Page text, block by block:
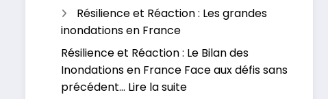
Avenir
plus
Sûr
:
Stratégies
Résilience et Réaction : Les grandes
inondations en France
Résilience et Réaction : Le Bilan des
Inondations en France Face aux défis sans
précédent… Lire la suite: